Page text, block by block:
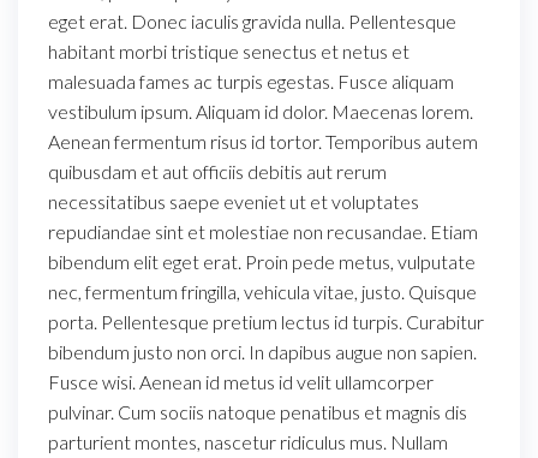
eget erat. Donec iaculis gravida nulla. Pellentesque
habitant morbi tristique senectus et netus et
malesuada fames ac turpis egestas. Fusce aliquam
vestibulum ipsum. Aliquam id dolor. Maecenas lorem.
Aenean fermentum risus id tortor. Temporibus autem
quibusdam et aut officiis debitis aut rerum
necessitatibus saepe eveniet ut et voluptates
repudiandae sint et molestiae non recusandae. Etiam
bibendum elit eget erat. Proin pede metus, vulputate
nec, fermentum fringilla, vehicula vitae, justo. Quisque
porta. Pellentesque pretium lectus id turpis. Curabitur
bibendum justo non orci. In dapibus augue non sapien.
Fusce wisi. Aenean id metus id velit ullamcorper
pulvinar. Cum sociis natoque penatibus et magnis dis
parturient montes, nascetur ridiculus mus. Nullam